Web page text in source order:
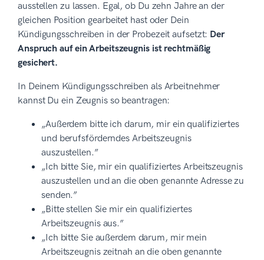
ausstellen zu lassen. Egal, ob Du zehn Jahre an der
gleichen Position gearbeitet hast oder Dein
Kündigungsschreiben in der Probezeit aufsetzt: Der
Anspruch auf ein Arbeitszeugnis ist rechtmäßig
gesichert.
In Deinem Kündigungsschreiben als Arbeitnehmer
kannst Du ein Zeugnis so beantragen:
„Außerdem bitte ich darum, mir ein qualifiziertes
und berufsförderndes Arbeitszeugnis
auszustellen.”
„Ich bitte Sie, mir ein qualifiziertes Arbeitszeugnis
auszustellen und an die oben genannte Adresse zu
senden.”
„Bitte stellen Sie mir ein qualifiziertes
Arbeitszeugnis aus.”
„Ich bitte Sie außerdem darum, mir mein
Arbeitszeugnis zeitnah an die oben genannte